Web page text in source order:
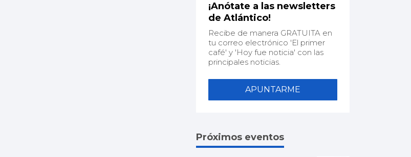
¡Anótate a las newsletters
de Atlántico!
Recibe de manera GRATUITA en
tu correo electrónico 'El primer
café' y 'Hoy fue noticia' con las
principales noticias.
APUNTARME
Próximos eventos